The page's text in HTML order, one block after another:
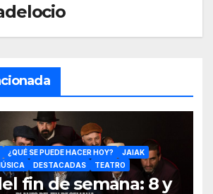
¿QUÉ SE PUEDE HACER HOY?
JAIAK
DESTACADAS TEATRO
fin de semana: 8 y